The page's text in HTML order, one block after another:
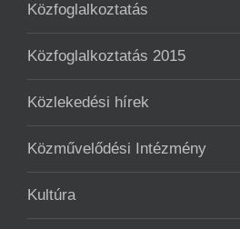
Közfoglalkoztatás
Közfoglalkoztatás 2015
Közlekedési hírek
Közművelődési Intézmény
Kultúra